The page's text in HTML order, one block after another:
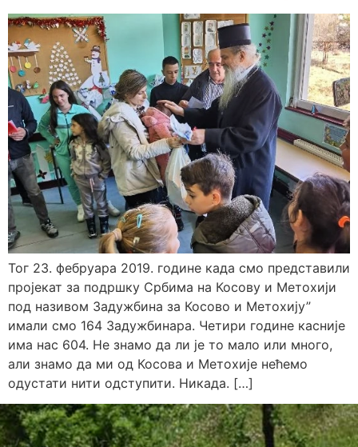
Тог 23. фебруара 2019. године када смо представили
пројекат за подршку Србима на Косову и Метохији
под називом Задужбина за Косово и Метохију”
имали смо 164 Задужбинара. Четири године касније
има нас 604. Не знамо да ли је то мало или много,
али знамо да ми од Косова и Метохије нећемо
одустати нити одступити. Никада. […]